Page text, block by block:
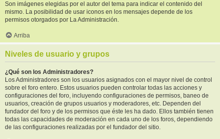
Son imágenes elegidas por el autor del tema para indicar el contenido del
mismo. La posibilidad de usar iconos en los mensajes depende de los
permisos otorgados por La Administración.
Arriba
Niveles de usuario y grupos
¿Qué son los Administradores?
Los Administradores son los usuarios asignados con el mayor nivel de control
sobre el foro entero. Estos usuarios pueden controlar todas las acciones y
configuraciones del foro, incluyendo configuraciones de permisos, baneo de
usuarios, creación de grupos usuarios y moderadores, etc. Dependen del
fundador del foro y de los permisos que éste les ha dado. Ellos también tienen
todas las capacidades de moderación en cada uno de los foros, dependiendo
de las configuraciones realizadas por el fundador del sitio.